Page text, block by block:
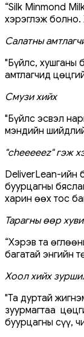
“Silk Minmond
хэрэглэж болно.
Салатны
"Бүйлс, хушганы
амтлагчид
Смузи хийх
"Бүйлс эсвэл
мэндийн
"cheeeeez" гэж
DeliverLean-ийн
буурцагны
харин өөх тос
Тарагны өөр
“Хэрэв та
багатай энгийн
Хоол хийх
"Та дуртай
зуурмагтаа
буурцагны сүү,